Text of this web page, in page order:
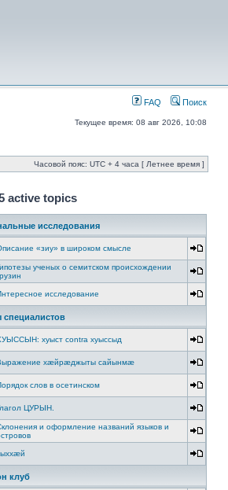
FAQ Поиск
Текущее время: 08 авг 2026, 10:08
Часовой пояс: UTC + 4 часа [ Летнее время ]
active topics
исследования
«зиу» в широком смысле
ученых о семитском происхождении
исследование
специалистов
хуыст contra хуыссыд
хæйрæджыты сайынмæ
слов в осетинском
ЦУРЫН.
и оформление названий языков и
клуб